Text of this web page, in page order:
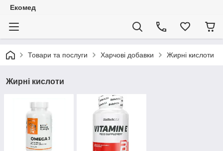
Екомед
Товари та послуги Харчові добавки Жирні кислоти
Жирні кислоти